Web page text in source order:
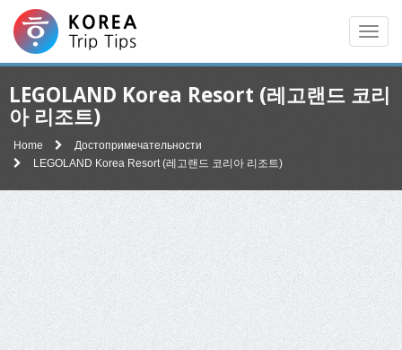
LEGOLAND Korea Resort (레고랜드 코리
아 리조트)
Home
Достопримечательности
LEGOLAND Korea Resort (레고랜드 코리아 리조트)